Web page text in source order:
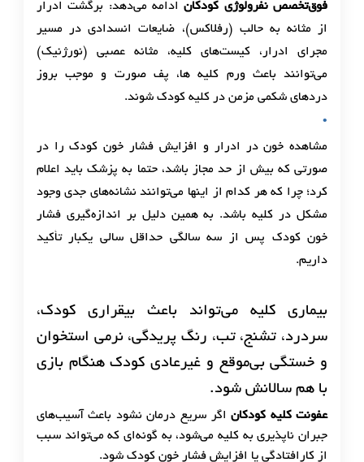
فوق‌تخصص نفرولوژی کودکانادامه می‌دهد: برگشت ادرار
از مثانه به حالب (رفلاکس)، ضایعات انسدادی در مسیر
مجرای ادرار، کیست‌های کلیه، مثانه عصبی (نورژنیک)
می‌توانند باعث ورم کلیه ها، پف صورت و موجب بروز
دردهای شکمی مزمن در کلیه کودک ‌شوند.
مشاهده خون در ادرار و افزایش فشار خون کودک را در
صورتی که بیش از حد مجاز باشد، حتما به پزشک باید اعلام
کرد؛ چرا که هر کدام از اینها می‌توانند نشانه‌های جدی وجود
مشکل در کلیه باشد. به همین دلیل بر اندازه‌گیری فشار
خون کودک پس از سه سالگی حداقل سالی یکبار تأکید
داریم.
بیماری کلیه می‌تواند باعث بیقراری کودک،
سردرد، تشنج، تب، رنگ پریدگی، نرمی استخوان
و خستگی بی‌موقع و غیرعادی کودک هنگام بازی
با هم سالانش شود.
عفونت کلیه کودکاناگر سریع درمان نشود باعث آسیب‌های
جبران ناپذیری به کلیه می‌شود، به گونه‌ای که می‌تواند سبب
از کارافتادگی یا افزایش فشار خون کودک شود.